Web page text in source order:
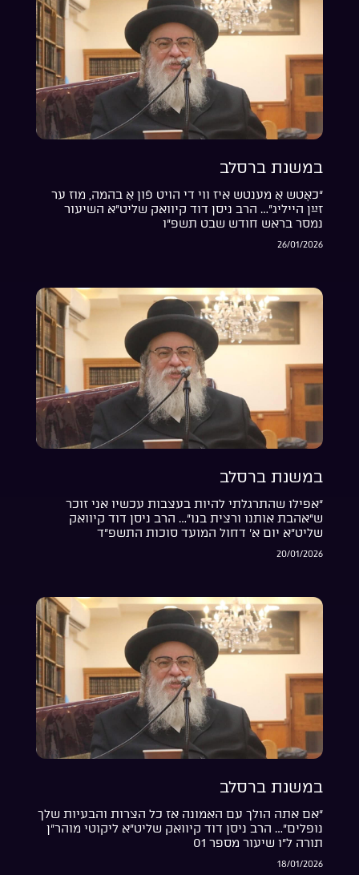
במשנת ברסלב
“כאָטש אַ מענטש איז ווי די הויט פֿון אַ בהמה, מוז ער
זײַן הייליג”… הרב ניסן דוד קיוואק שליט”א השיעור
נמסר בראש חודש שבט תשפ”ו
26/01/2026
במשנת ברסלב
“אפילו שהתרגלתי להיות בעצבות עכשיו אני זוכר
ש”אהבת אותנו ורצית בנו”… הרב ניסן דוד קיוואק
שליט”א יום א’ דחול המועד סוכות התשפ”ד
20/01/2026
במשנת ברסלב
“אם אתה הולך עם האמונה אז כל הצרות והבעיות שלך
נופלים”… הרב ניסן דוד קיוואק שליט”א ליקוטי מוהר”ן
תורה ל”ו שיעור מספר 01
18/01/2026